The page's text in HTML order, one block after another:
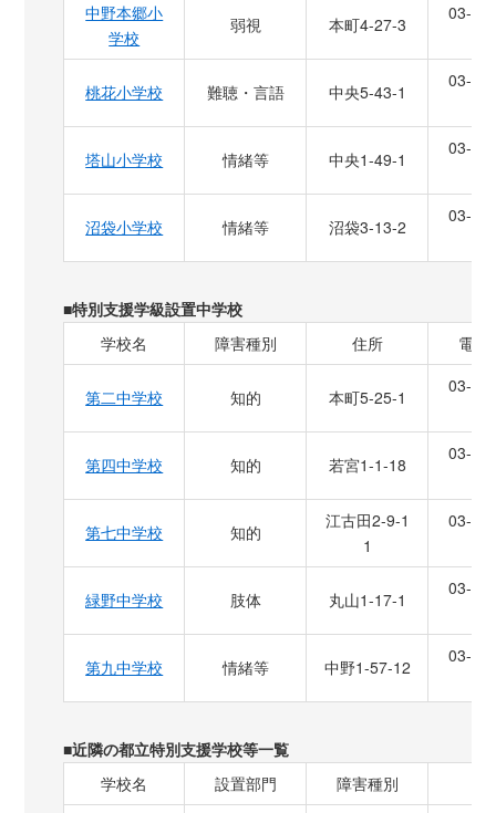
中野本郷小
学校
弱視 本町4-27-3
03-
桃花小学校 難聴・言語 中央5-43-1
03-
塔山小学校 情緒等 中央1-49-1
03-
沼袋小学校 情緒等 沼袋3-13-2
03-
■特別支援学級設置中学校
学校名
障害種別 住所 電話
第二中学校 知的 本町5-25-1
03-
第四中学校 知的 若宮1-1-18
03-
第七中学校 知的
江古田2-9-1
1
03-
緑野中学校 肢体 丸山1-17-1
03-
第九中学校 情緒等 中野1-57-12
03-
■近隣の都立特別支援学校等一覧
学校名
設置部門 障害種別